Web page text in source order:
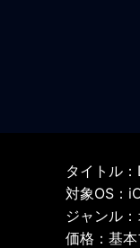
タイトル
対象OS：
ジャンル
価格：基本